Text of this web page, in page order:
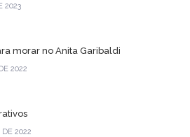
2023
morar no Anita Garibaldi
2022
DE 2022